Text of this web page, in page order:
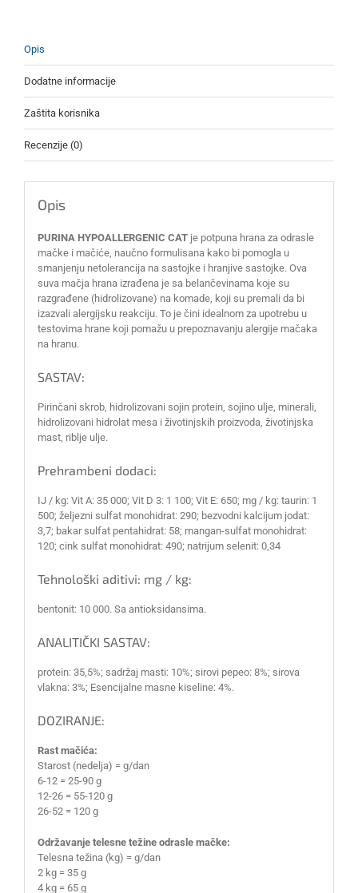
Opis
Dodatne informacije
Zaštita korisnika
Recenzije (0)
Opis
PURINA HYPOALLERGENIC CATje potpuna hrana za odrasle
mačke i mačiće, naučno formulisana kako bi pomogla u
smanjenju netolerancija na sastojke i hranjive sastojke. Ova
suva mačja hrana izrađena je sa belančevinama koje su
razgrađene (hidrolizovane) na komade, koji su premali da bi
izazvali alergijsku reakciju. To je čini idealnom za upotrebu u
testovima hrane koji pomažu u prepoznavanju alergije mačaka
na hranu.
SASTAV:
Pirinčani skrob, hidrolizovani sojin protein, sojino ulje, minerali,
hidrolizovani hidrolat mesa i životinjskih proizvoda, životinjska
mast, riblje ulje.
Prehrambeni dodaci:
IJ / kg: Vit A: 35 000; Vit D 3: 1 100; Vit E: 650; mg / kg: taurin: 1
500; željezni sulfat monohidrat: 290; bezvodni kalcijum jodat:
3,7; bakar sulfat pentahidrat: 58; mangan-sulfat monohidrat:
120; cink sulfat monohidrat: 490; natrijum selenit: 0,34
Tehnološki aditivi: mg / kg:
bentonit: 10 000. Sa antioksidansima.
ANALITIČKI SASTAV:
protein: 35,5%; sadržaj masti: 10%; sirovi pepeo: 8%; sirova
vlakna: 3%; Esencijalne masne kiseline: 4%.
DOZIRANJE:
Rast mačića:
Starost (nedelja) = g/dan
6-12 = 25-90 g
12-26 = 55-120 g
26-52 = 120 g
Održavanje telesne težine odrasle mačke:
Telesna težina (kg) = g/dan
2 kg = 35 g
4 kg = 65 g